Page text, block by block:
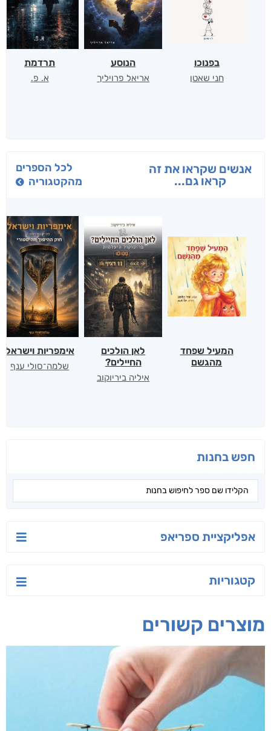
חפש בחנות
אפליקציית ספריאפ
קטגוריות
בפנוכו
חני שאטן
הנוסע
אריאל פרויליך
תרדמת
א. פ.
אנשים שקראו את זה
קראו גם...
לכל הספרים
מהקטגוריה
המעיל שפחד
מהגשם
לאן הולכים
החיילים?
איליה ביריוקוב
אימפריות וישראל
שלמה־סולי ענף
מוצרים קשורים